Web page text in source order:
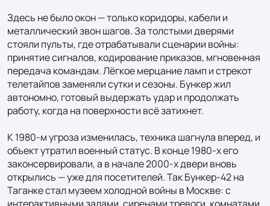
Здесь не было окон — только коридоры, кабели и
металлический звон шагов. За толстыми дверями
стояли пульты, где отрабатывали сценарии войны:
принятие сигналов, кодирование приказов, мгновенная
передача командам. Лёгкое мерцание ламп и стрекот
телетайпов заменяли сутки и сезоны. Бункер жил
автономно, готовый выдержать удар и продолжать
работу, когда на поверхности всё затихнет.
К 1980‑м угроза изменилась, техника шагнула вперед, и
объект утратил военный статус. В конце 1980‑х его
законсервировали, а в начале 2000‑х двери вновь
открылись — уже для посетителей. Так Бункер‑42 на
Таганке стал музеем холодной войны в Москве: с
интерактивными залами, сиренами тревоги, комнатами